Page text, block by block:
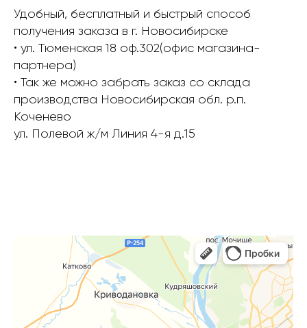
Удобный, бесплатный и быстрый способ
получения заказа в г. Новосибирске
• ул. Тюменская 18 оф.302(офис магазина-
партнера)
• Так же можно забрать заказ со склада
производства Новосибирская обл. р.п.
Коченево
ул. Полевой ж/м Линия 4-я д.15